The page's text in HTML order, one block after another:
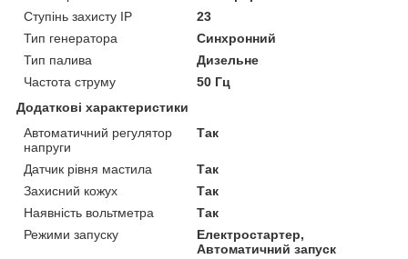
Ступінь захисту IP
23
Тип генератора
Синхронний
Тип палива
Дизельне
Частота струму
50 Гц
Додаткові характеристики
Автоматичний регулятор
напруги
Так
Датчик рівня мастила
Так
Захисний кожух
Так
Наявність вольтметра
Так
Режими запуску
Електростартер,
Автоматичний запуск